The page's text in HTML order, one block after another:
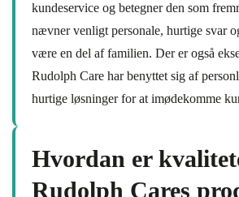
kundeservice og betegner den som
nævner venligt personale, hurtige svar
være en del af familien. Der er også
Rudolph Care har benyttet sig af
hurtige løsninger for at imødekomme
Hvordan er
Rudolph Cares